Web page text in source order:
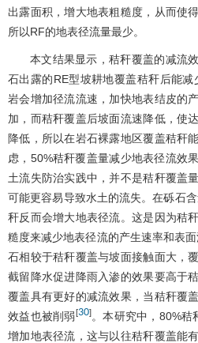
出露面积，增大地表粗糙度，从而使
所以RF的地表径流量最少。
本文结果显示，秸秆覆盖的减流
石出露的RE型坡耕地覆盖秸秆后能
岩会增加径流流速，加快地表结皮的
加，而秸秆覆盖后坡面流速降低，使
降低，所以在岩石裸露地区覆盖秸秆
虑，50%秸秆覆盖量减少地表径流效
土流失防治实践中，并不是秸秆覆盖
可能更容易导致水土的流失。在砾石
秆反而会增大地表径流。这是因为秸
糙度来减少地表径流的产生速率和表
石相较于秸秆覆盖与坡面接触面大，
截留降水促进降雨入渗的效果要高于
覆盖具有更好的减流效果，当秸秆覆
效益也被削弱[30]。本研究中，80%秸
增加地表径流，这与以往秸秆覆盖能